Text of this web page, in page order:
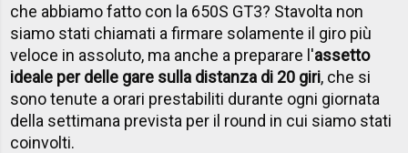
che abbiamo fatto con la 650S GT3? Stavolta non
siamo stati chiamati a firmare solamente il giro più
veloce in assoluto, ma anche a preparare l'assetto
ideale per delle gare sulla distanza di 20 giri, che si
sono tenute a orari prestabiliti durante ogni giornata
della settimana prevista per il round in cui siamo stati
coinvolti.